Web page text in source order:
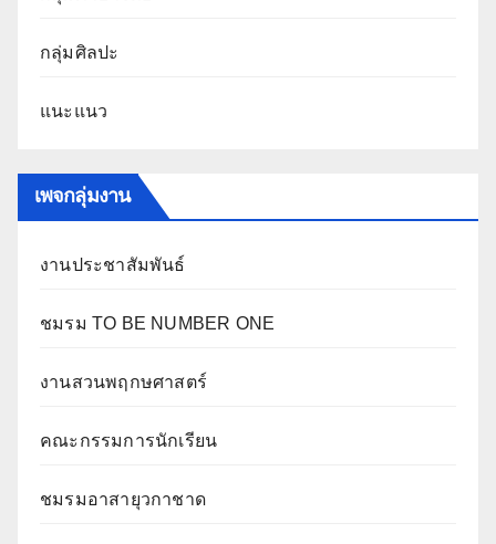
กลุ่มศิลปะ
แนะแนว
เพจกลุ่มงาน
งานประชาสัมพันธ์
ชมรม TO BE NUMBER ONE
งานสวนพฤกษศาสตร์
คณะกรรมการนักเรียน
ชมรมอาสายุวกาชาด